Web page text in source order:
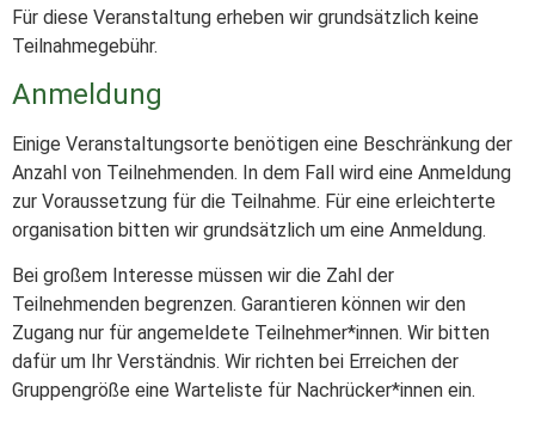
Für diese Veranstaltung erheben wir grundsätzlich keine
Teilnahmegebühr.
Anmeldung
Einige Veranstaltungsorte benötigen eine Beschränkung der
Anzahl von Teilnehmenden. In dem Fall wird eine Anmeldung
zur Voraussetzung für die Teilnahme. Für eine erleichterte
organisation bitten wir grundsätzlich um eine Anmeldung.
Bei großem Interesse müssen wir die Zahl der
Teilnehmenden begrenzen. Garantieren können wir den
Zugang nur für angemeldete Teilnehmer*innen. Wir bitten
dafür um Ihr Verständnis. Wir richten bei Erreichen der
Gruppengröße eine Warteliste für Nachrücker*innen ein.